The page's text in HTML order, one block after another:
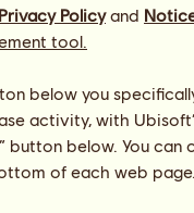
Zwycięstwa
Privacy Policyand
tool.
below you
activity, with
button below. You
of each web page.